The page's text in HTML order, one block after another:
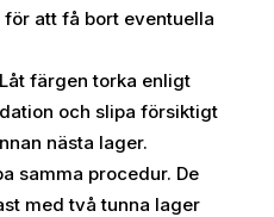
att få bort eventuella
färgen torka enligt
och slipa försiktigt
nästa lager.
samma procedur. De
med två tunna lager